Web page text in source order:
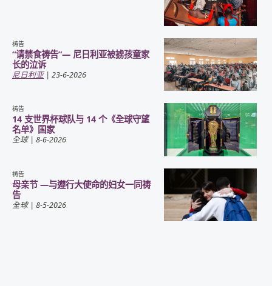
祷告
“请禁食祷告”— 尼日利亚被掳孩童家
长的泣诉
尼日利亚| 23-6-2026
祷告
14 支世界杯球队与 14 个《全球守望
名单》国家
全球| 8-6-2026
祷告
母亲节 —与遵行大使命的妇女一同祷
告
全球| 8-5-2026